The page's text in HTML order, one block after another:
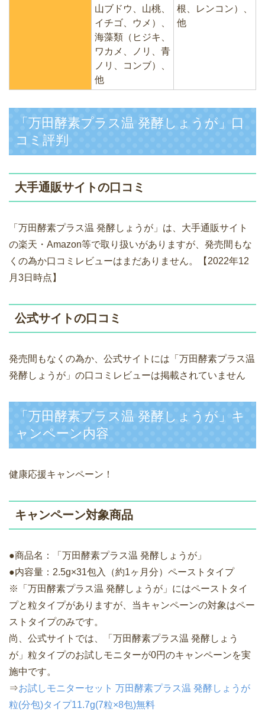
山ブドウ、山桃、
イチゴ、ウメ）、
海藻類（ヒジキ、
ワカメ、ノリ、青
ノリ、コンブ）、
他
根、レンコン）、
他
「万田酵素プラス温 発酵しょうが」口
コミ評判
大手通販サイトの口コミ
「万田酵素プラス温 発酵しょうが」は、大手通販サイト
の楽天・Amazon等で取り扱いがありますが、発売間もな
くの為か口コミレビューはまだありません。【2022年12
月3日時点】
公式サイトの口コミ
発売間もなくの為か、公式サイトには「万田酵素プラス温
発酵しょうが」の口コミレビューは掲載されていません
「万田酵素プラス温 発酵しょうが」キ
ャンペーン内容
健康応援キャンペーン！
キャンペーン対象商品
●商品名：「万田酵素プラス温 発酵しょうが」
●内容量：2.5g×31包入（約1ヶ月分）ペーストタイプ
※「万田酵素プラス温 発酵しょうが」にはペーストタイ
プと粒タイプがありますが、当キャンペーンの対象はペー
ストタイプのみです。
尚、公式サイトでは、「万田酵素プラス温 発酵しょう
が」粒タイプのお試しモニターが0円のキャンペーンを実
施中です。
⇒お試しモニターセット 万田酵素プラス温 発酵しょうが
粒(分包)タイプ11.7g(7粒×8包)無料